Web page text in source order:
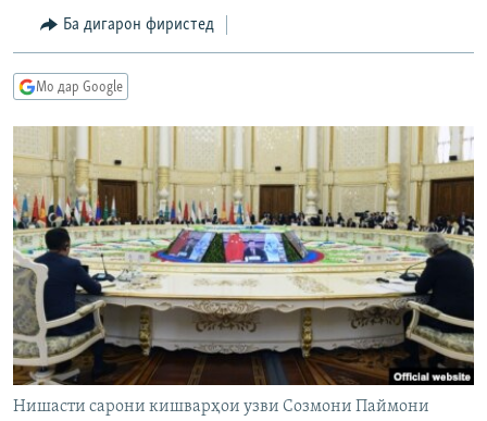
МЕҲМОНИ ОЗОДӢ
БЛОГИСТОН
ЧАНДРАСОНАӢ
НИГОРИСТОН
КИТОБҲОИ ОЗОДӢ
Русский
ПАЙГИРӢ КУНЕД
Ҳамаи сомонаҳои RFE/RL
Ба дигарон фиристед
Мо дар Google
Нишасти сарони кишварҳои узви Созмони Паймони